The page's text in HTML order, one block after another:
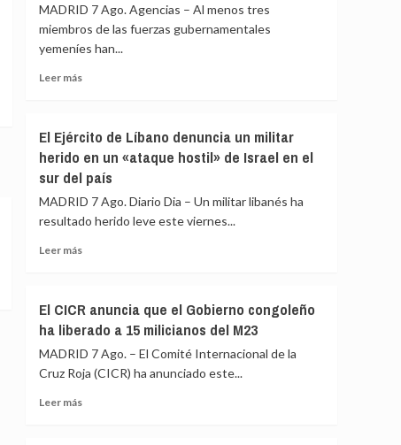
que
«espabilen»
en
próximas
será
presidente
republicano»
MADRID 7 Ago. Agencias – Al menos tres
miembros de las fuerzas gubernamentales
yemeníes han...
Leer másLeer
menos
tres
muertos
cuatro
heridos
hutí
en
gobernación
de
El Ejército de Líbano denuncia un militar
herido en un «ataque hostil» de Israel en el
sur del país
MADRID 7 Ago. Diario Dia – Un militar libanés ha
resultado herido leve este viernes...
Leer másLeer
Ejército
de
Líbano
un
militar
El CICR anuncia que el Gobierno congoleño
ha liberado a 15 milicianos del M23
MADRID 7 Ago. – El Comité Internacional de la
Cruz Roja (CICR) ha anunciado este...
Leer másLeer